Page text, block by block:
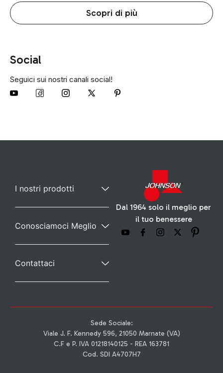
Scopri di più
Social
Seguici sui nostri canali social!
Dal 1964 solo il meglio per
il tuo benessere
I nostri prodotti
Conosciamoci Meglio
Contattaci
Sede Sociale:
Viale J. F. Kennedy 596, 21050 Marnate (VA)
C.F e P. IVA 01218140125 - REA 163781
Cod. SDI A4707H7